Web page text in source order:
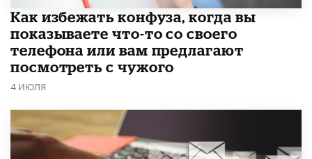
Как избежать конфуза, когда вы
показываете что-то со своего
телефона или вам предлагают
посмотреть с чужого
4 ИЮЛЯ